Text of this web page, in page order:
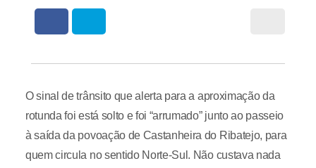
O sinal de trânsito que alerta para a aproximação da
rotunda foi está solto e foi “arrumado” junto ao passeio
à saída da povoação de Castanheira do Ribatejo, para
quem circula no sentido Norte-Sul. Não custava nada